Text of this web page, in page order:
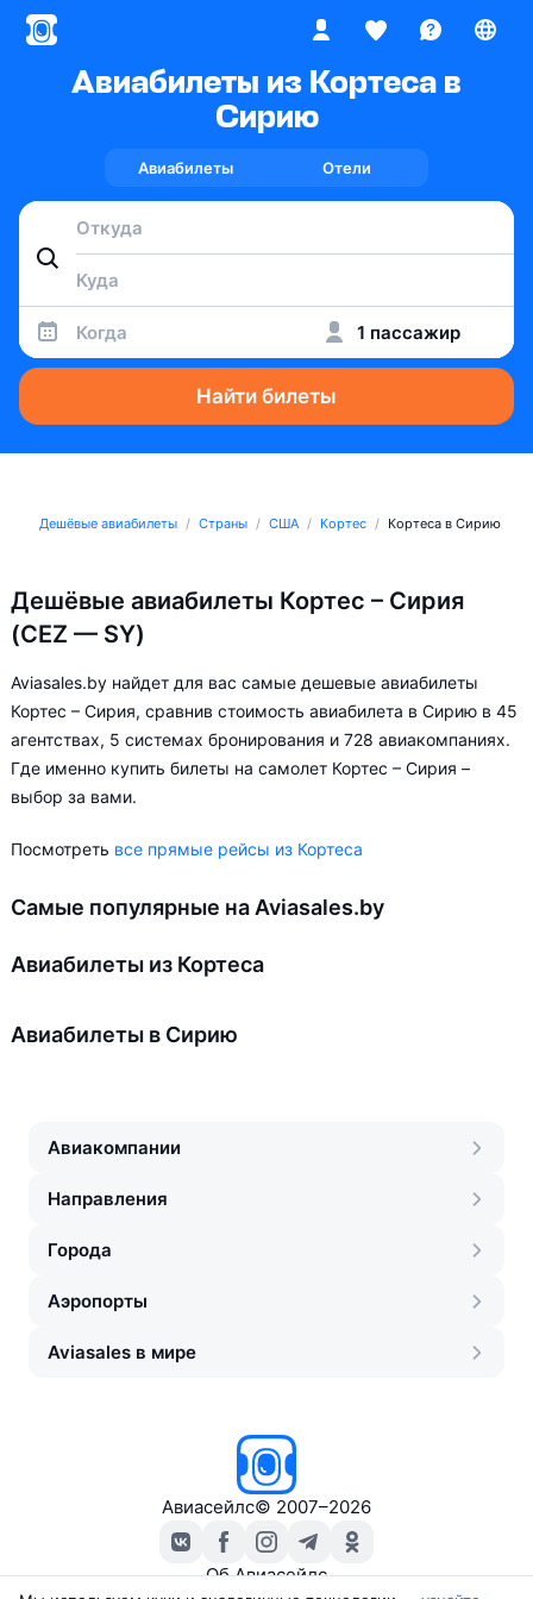
Авиабилеты из Кортеса в
Сирию
Авиабилеты Отели
Когда 1 пассажир
Найти билеты
Дешёвые авиабилеты Страны США Кортес Кортеса в Сирию
Дешёвые авиабилеты Кортес – Сирия
(CEZ — SY)
Aviasales.by найдет для вас самые дешевые авиабилеты
Кортес – Сирия, сравнив стоимость авиабилета в Сирию в 45
агентствах, 5 системах бронирования и 728 авиакомпаниях.
Где именно купить билеты на самолет Кортес – Сирия –
выбор за вами.
Посмотреть все прямые рейсы из Кортеса
Самые популярные на Aviasales.by
Авиабилеты из Кортеса
Авиабилеты в Сирию
Авиакомпании
Направления
Города
Аэропорты
Aviasales в мире
Авиасейлс© 2007–2026
Об Авиасейлс